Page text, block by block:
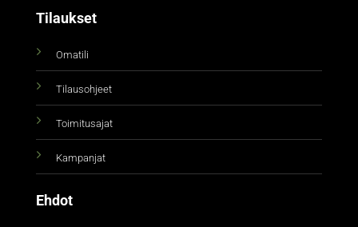
Tilaukset
Omatili
Tilausohjeet
Toimitusajat
Kampanjat
Ehdot